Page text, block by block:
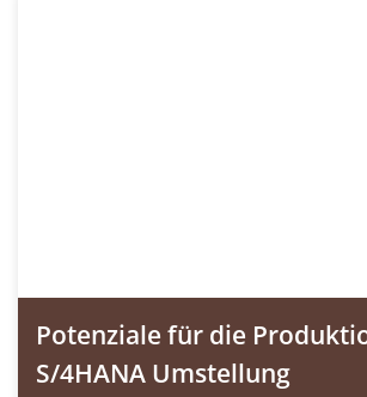
Potenziale für die
S/4HANA Umstellung